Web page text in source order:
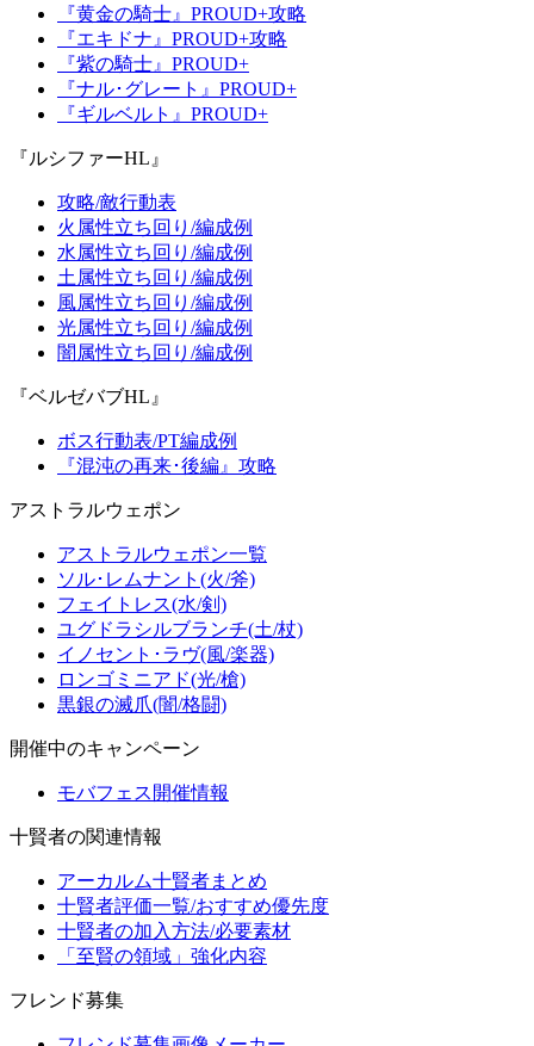
『黄金の騎士』PROUD+攻略
『エキドナ』PROUD+攻略
『紫の騎士』PROUD+
『ナル･グレート』PROUD+
『ギルベルト』PROUD+
『ルシファーHL』
攻略/敵行動表
火属性立ち回り/編成例
水属性立ち回り/編成例
土属性立ち回り/編成例
風属性立ち回り/編成例
光属性立ち回り/編成例
闇属性立ち回り/編成例
『ベルゼバブHL』
ボス行動表/PT編成例
『混沌の再来･後編』攻略
アストラルウェポン
アストラルウェポン一覧
ソル･レムナント(火/斧)
フェイトレス(水/剣)
ユグドラシルブランチ(土/杖)
イノセント･ラヴ(風/楽器)
ロンゴミニアド(光/槍)
黒銀の滅爪(闇/格闘)
開催中のキャンペーン
モバフェス開催情報
十賢者の関連情報
アーカルム十賢者まとめ
十賢者評価一覧/おすすめ優先度
十賢者の加入方法/必要素材
「至賢の領域」強化内容
フレンド募集